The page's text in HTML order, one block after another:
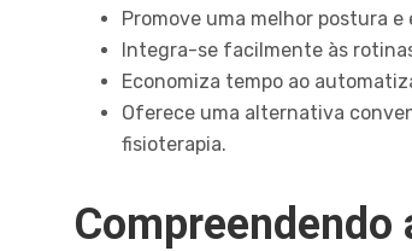
Promove uma melhor postura
Integra-se facilmente às
Economiza tempo ao
Oferece uma alternativa
fisioterapia.
Compreendendo